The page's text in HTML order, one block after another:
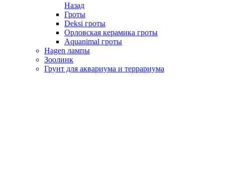
Назад
Гроты
Deksi гроты
Орловская керамика гроты
Aquanimal гроты
Hagen лампы
Зоолинк
Грунт для аквариума и террариума